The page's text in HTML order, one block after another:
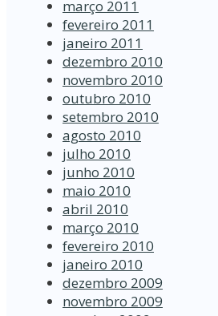
março 2011
fevereiro 2011
janeiro 2011
dezembro 2010
novembro 2010
outubro 2010
setembro 2010
agosto 2010
julho 2010
junho 2010
maio 2010
abril 2010
março 2010
fevereiro 2010
janeiro 2010
dezembro 2009
novembro 2009